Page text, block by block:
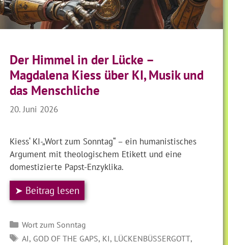
Der Himmel in der Lücke –
Magdalena Kiess über KI, Musik und
das Menschliche
20. Juni 2026
Kiess‘ KI-„Wort zum Sonntag“ – ein humanistisches
Argument mit theologischem Etikett und eine
domestizierte Papst-Enzyklika.
➤ Beitrag lesen
Kategorien
Wort zum Sonntag
SCHLAGWÖRTER
AI, GOD OF THE GAPS, KI, LÜCKENBÜSSERGOTT ,